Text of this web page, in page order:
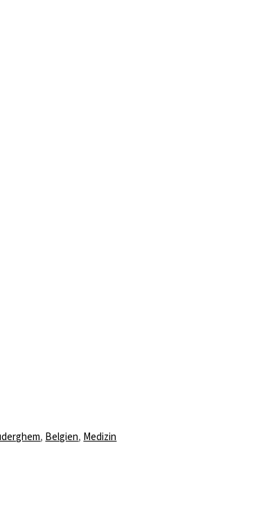
, Belgien, Medizin